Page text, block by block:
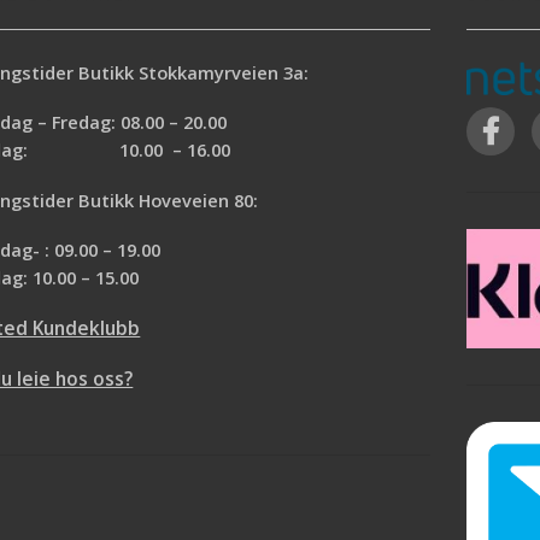
og løsemiddelbasert
Tapen er UV og
brukes til en rekke
overflater uten
kan enkelt fjernes
150 dager.
brukes på en rekke
malekanter
Butikk Stokkamyrveien 3a:
– Fredag: 08.00 – 20.00
10.00 – 16.00
Butikk Hoveveien 80:
: 09.00 – 19.00
10.00 – 15.00
Kundeklubb
leie hos oss?